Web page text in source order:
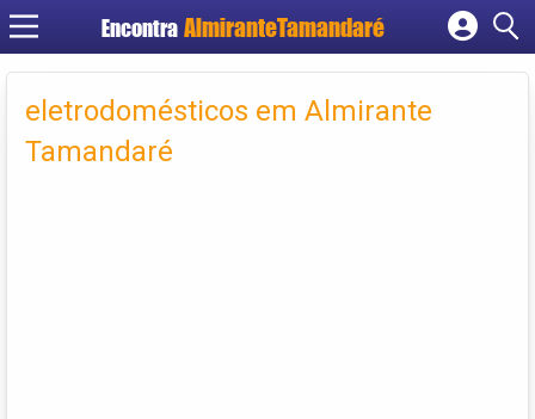
Encontra
Cadastrar empresa
Criar conta
eletrodomésticos em Almirante
Tamandaré